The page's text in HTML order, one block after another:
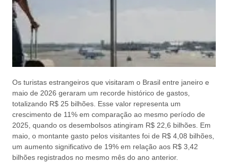
Os turistas estrangeiros que visitaram o Brasil entre janeiro e
maio de 2026 geraram um recorde histórico de gastos,
totalizando R$ 25 bilhões. Esse valor representa um
crescimento de 11% em comparação ao mesmo período de
2025, quando os desembolsos atingiram R$ 22,6 bilhões. Em
maio, o montante gasto pelos visitantes foi de R$ 4,08 bilhões,
um aumento significativo de 19% em relação aos R$ 3,42
bilhões registrados no mesmo mês do ano anterior.